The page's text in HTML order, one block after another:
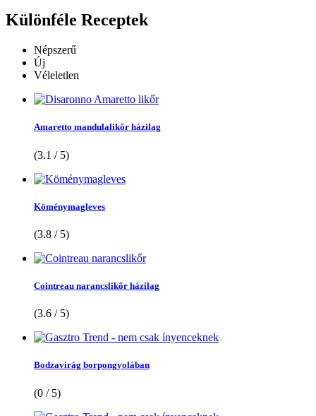
Különféle Receptek
Népszerű
Új
Véleletlen
Amaretto mandulalikőr házilag
(3.1 / 5)
Köménymagleves
(3.8 / 5)
Cointreau narancslikőr házilag
(3.6 / 5)
Bodzavirág borpongyolában
(0 / 5)